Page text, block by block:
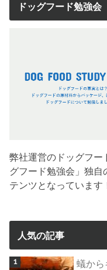
ドッグフード勉強会
弊社運営のドッグフー
グフード勉強会」独自
テンツとなっています
人気の記事
蟻から